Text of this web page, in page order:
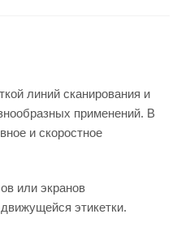
линий сканирования и
применений. В
и скоростное
или экранов
этикетки.